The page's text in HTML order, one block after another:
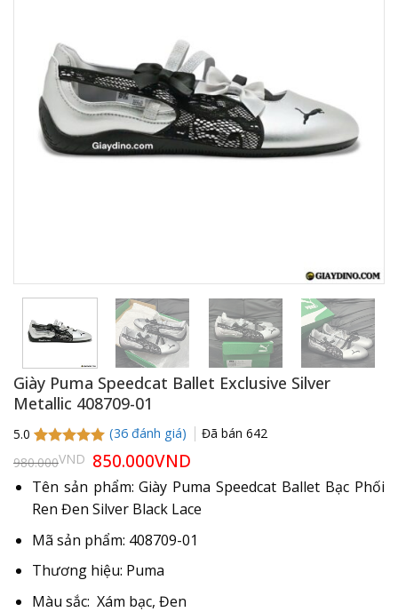
Giày Puma Speedcat Ballet Exclusive Silver
Metallic 408709-01
5.0
5.0 trên 5
dựa trên
36
đánh giá
(36đánh giá) Đã bán 642
980.000VND Giá
gốc
là:
980.000VND.
850.000VND
tại
là:
850.000VND.
Tên sản phẩm: Giày Puma Speedcat Ballet Bạc Phối
Ren Đen Silver Black Lace
Mã sản phẩm: 408709-01
Thương hiệu: Puma
Màu sắc: Xám bạc, Đen